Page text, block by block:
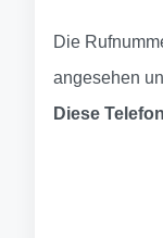
Die
angesehen
Diese